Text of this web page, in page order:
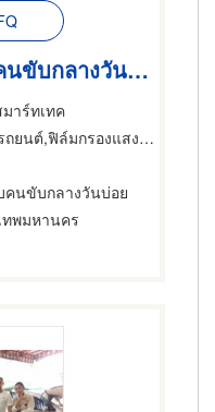
ฟิล์มติดรถยนต์สำหรับคนขับกลางวันบ่อย
าร์ทเทค
รองแสงรถยนต์,กระจกรถ 24 ชม.
นขับกลางวันบ่อย
ทพมหานคร